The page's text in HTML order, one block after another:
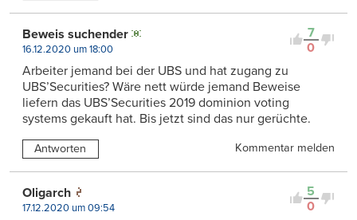
7
0
Beweis suchender
16.12.2020 um 18:00
Arbeiter jemand bei der UBS und hat zugang zu
UBS’Securities? Wäre nett würde jemand Beweise
liefern das UBS’Securities 2019 dominion voting
systems gekauft hat. Bis jetzt sind das nur gerüchte.
Antworten Kommentar melden
5
0
Oligarch
17.12.2020 um 09:54